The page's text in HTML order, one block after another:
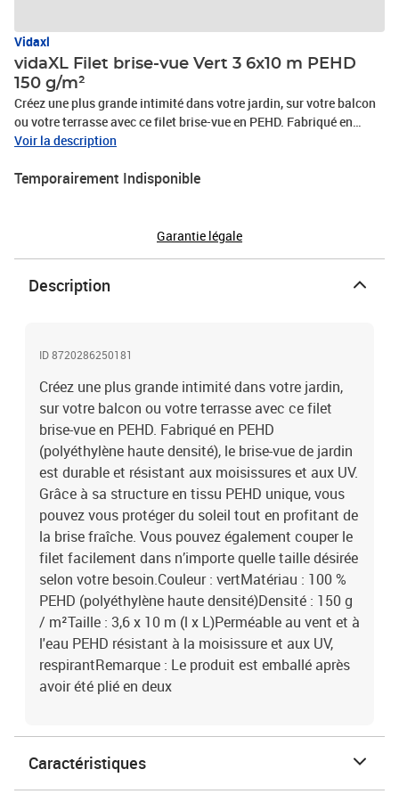
Vidaxl
vidaXL Filet brise-vue Vert 3 6x10 m PEHD
150 g/m²
Créez une plus grande intimité dans votre jardin, sur votre balcon
ou votre terrasse avec ce filet brise-vue en PEHD. Fabriqué en
PEHD (polyéthylène haute densité), le brise-vue de jardin est
structure en tissu PEHD unique, vous pouvez vous protéger du
votre besoin.Couleur : vertMatériau : 100 % PEHD (polyéthylène
aux UV, respirantRemarque : Le produit est emballé après avoir été
Voir la description
Temporairement Indisponible
Garantie légale
Description
ID 8720286250181
Créez une plus grande intimité dans votre jardin,
sur votre balcon ou votre terrasse avec ce filet
brise-vue en PEHD. Fabriqué en PEHD
(polyéthylène haute densité), le brise-vue de jardin
est durable et résistant aux moisissures et aux UV.
Grâce à sa structure en tissu PEHD unique, vous
pouvez vous protéger du soleil tout en profitant de
la brise fraîche. Vous pouvez également couper le
filet facilement dans n’importe quelle taille désirée
selon votre besoin.Couleur : vertMatériau : 100 %
PEHD (polyéthylène haute densité)Densité : 150 g
/ m²Taille : 3,6 x 10 m (l x L)Perméable au vent et à
l'eau PEHD résistant à la moisissure et aux UV,
respirantRemarque : Le produit est emballé après
avoir été plié en deux
Caractéristiques